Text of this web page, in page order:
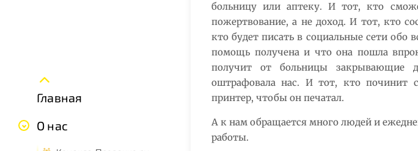
Главная
О нас
больницу или аптеку. И тот, кто
пожертвование, а не доход. И тот, кто
кто будет писать в социальные сети
помощь получена и что она пошла
получит от больницы закрывающие
оштрафовала нас. И тот, кто починит
принтер, чтобы он печатал.
А к нам обращается много людей и
работы.